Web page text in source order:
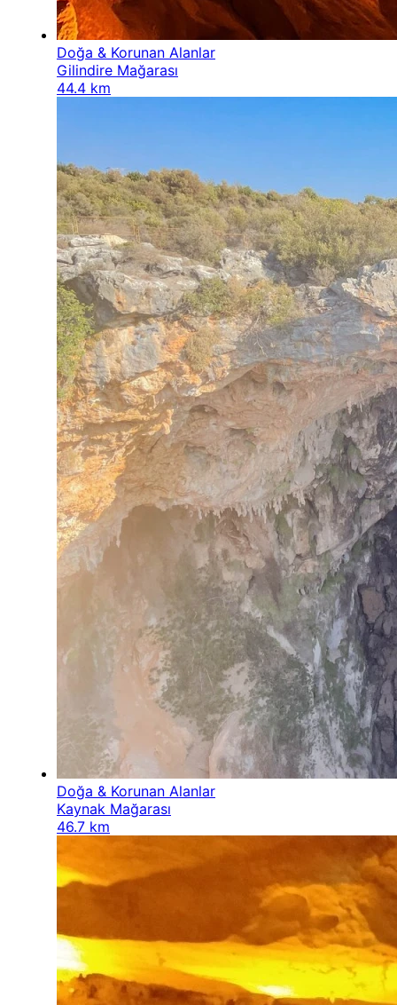
Doğa & Korunan Alanlar
Gilindire Mağarası
44.4 km
Doğa & Korunan Alanlar
Kaynak Mağarası
46.7 km